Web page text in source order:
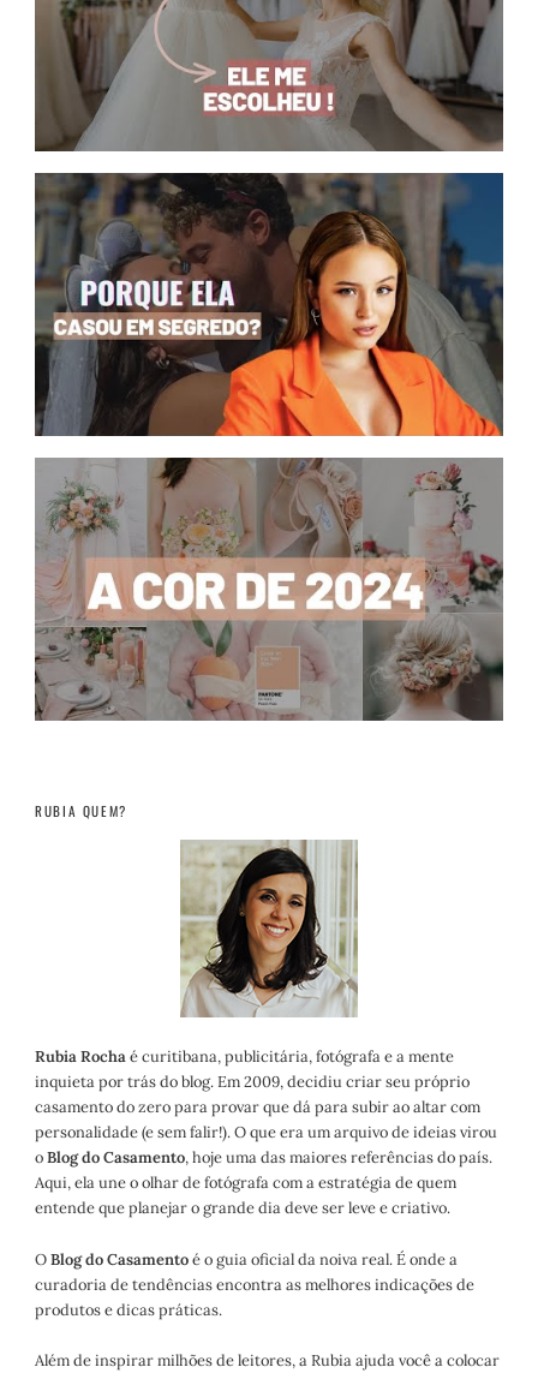
RUBIA QUEM?
Rubia Rochaé curitibana, publicitária, fotógrafa e a mente
inquieta por trás do blog. Em 2009, decidiu criar seu próprio
casamento do zero para provar que dá para subir ao altar com
personalidade (e sem falir!). O que era um arquivo de ideias virou
oBlog do Casamento, hoje uma das maiores referências do país.
Aqui, ela une o olhar de fotógrafa com a estratégia de quem
entende que planejar o grande dia deve ser leve e criativo.
OBlog do Casamentoé o guia oficial da noiva real. É onde a
curadoria de tendências encontra as melhores indicações de
produtos e dicas práticas.
Além de inspirar milhões de leitores, a Rubia ajuda você a colocar